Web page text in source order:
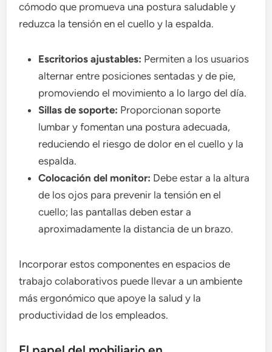
cómodo que promueva una postura saludable y
reduzca la tensión en el cuello y la espalda.
Escritorios ajustables: Permiten a los usuarios
alternar entre posiciones sentadas y de pie,
promoviendo el movimiento a lo largo del día.
Sillas de soporte: Proporcionan soporte
lumbar y fomentan una postura adecuada,
reduciendo el riesgo de dolor en el cuello y la
espalda.
Colocación del monitor: Debe estar a la altura
de los ojos para prevenir la tensión en el
cuello; las pantallas deben estar a
aproximadamente la distancia de un brazo.
Incorporar estos componentes en espacios de
trabajo colaborativos puede llevar a un ambiente
más ergonómico que apoye la salud y la
productividad de los empleados.